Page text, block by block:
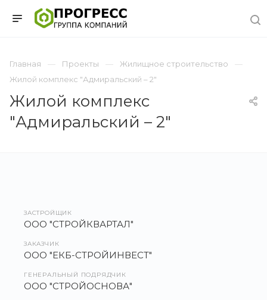
Главная Проекты
Жилищное строительство
Жилой комплекс "Адмиральский – 2"
Жилой комплекс
"Адмиральский – 2"
ЗАСТРОЙЩИК
ООО "СТРОЙКВАРТАЛ"
ЗАКАЗЧИК
ООО "ЕКБ-СТРОЙИНВЕСТ"
ГЕНЕРАЛЬНЫЙ ПОДРЯДЧИК
ООО "СТРОЙОСНОВА"